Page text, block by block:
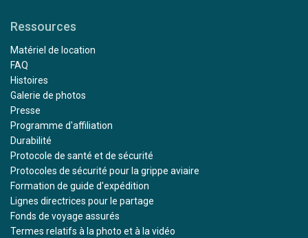
Ressources
Matériel de location
FAQ
Histoires
Galerie de photos
Presse
Programme d'affiliation
Durabilité
Protocole de santé et de sécurité
Protocoles de sécurité pour la grippe aviaire
Formation de guide d'expédition
Lignes directrices pour le partage
Fonds de voyage assurés
Termes relatifs à la photo et à la vidéo